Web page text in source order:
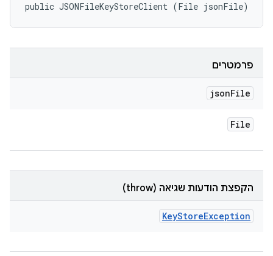
public JSONFileKeyStoreClient (File jsonFile)
פרמטרים
jsonFile
File
הקפצת הודעות שגיאה (throw)
KeyStoreException